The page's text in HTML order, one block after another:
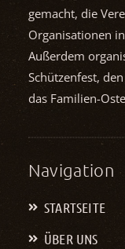
gemacht, die
Organisationen
Außerdem
Schützenfest,
das Familien-
Navigation
STARTSEITE
ÜBER UNS